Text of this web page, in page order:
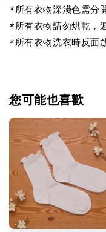
*所有衣物深淺色需分
*所有衣物請勿烘乾，
*所有衣物洗衣時反面
您可能也喜歡